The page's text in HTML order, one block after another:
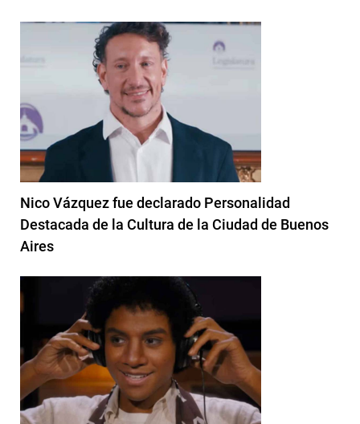
Nico Vázquez fue declarado Personalidad
Destacada de la Cultura de la Ciudad de Buenos
Aires